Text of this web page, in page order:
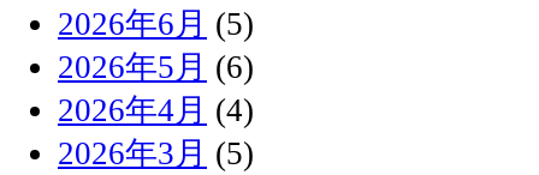
2026年6月 (5)
2026年5月 (6)
2026年4月 (4)
2026年3月 (5)